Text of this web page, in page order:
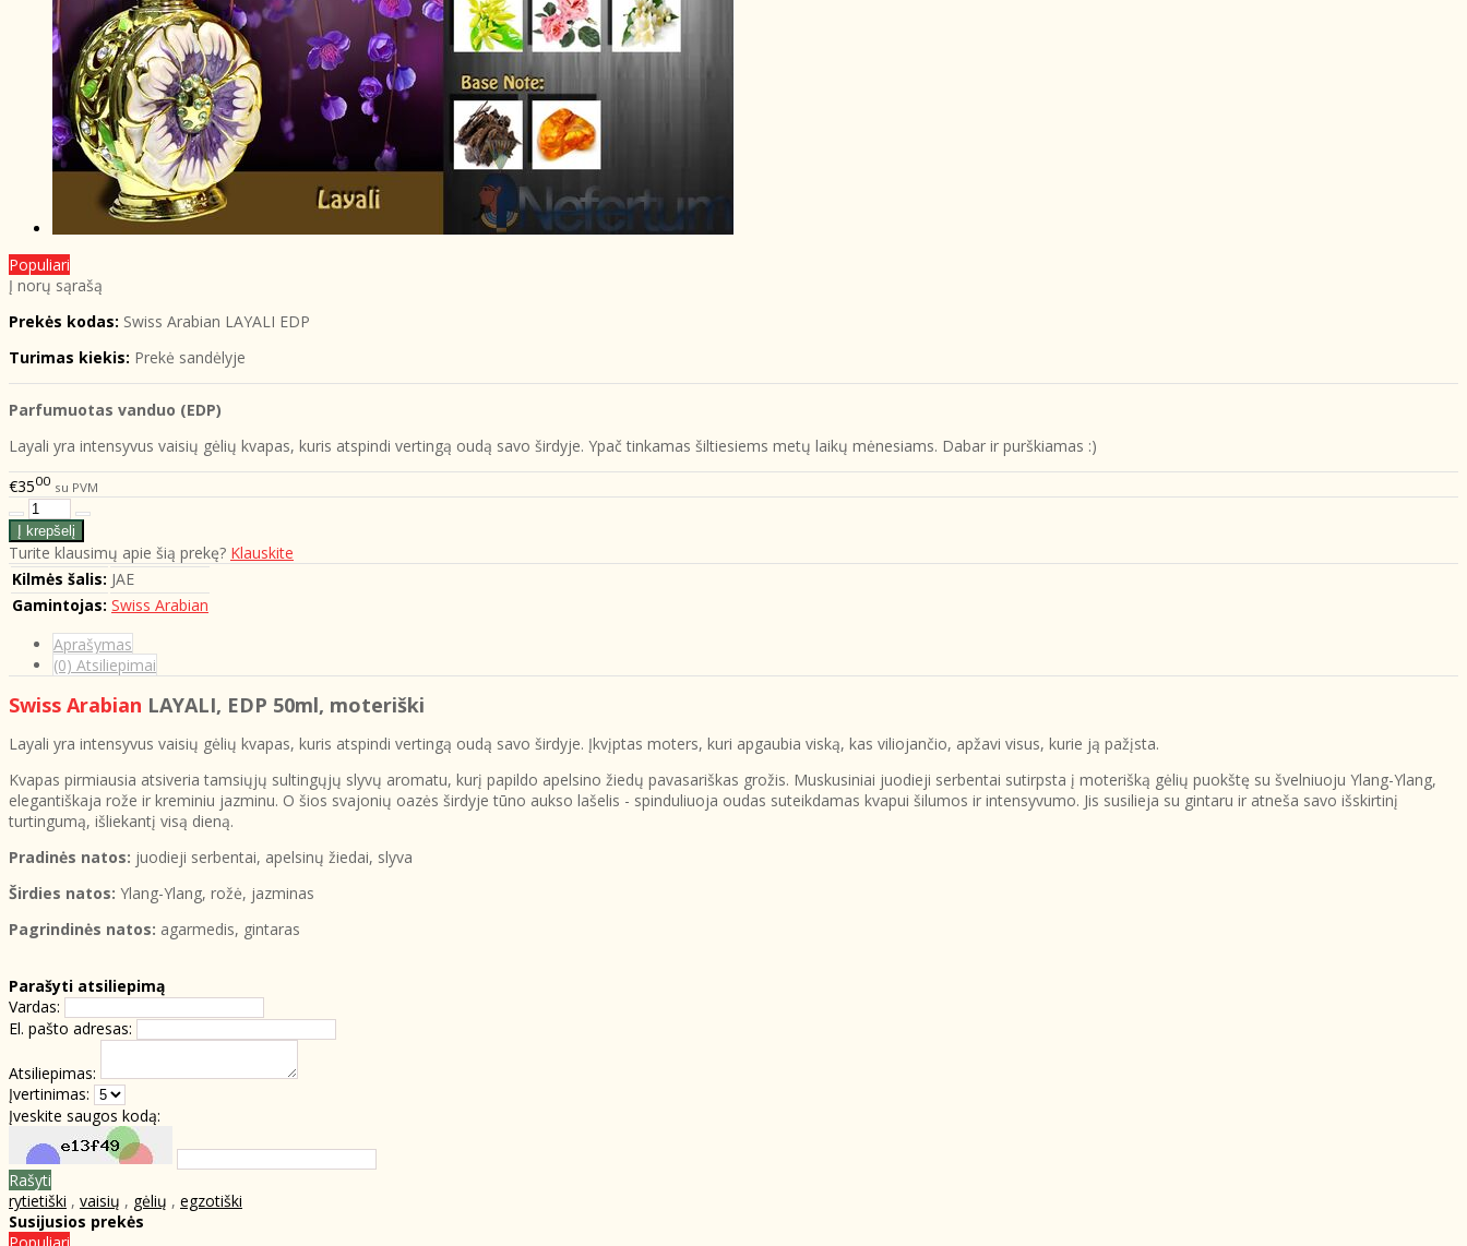
Populiari
Į norų sąrašą
Prekės kodas: Swiss Arabian LAYALI EDP
Turimas kiekis: Prekė sandėlyje
Parfumuotas vanduo (EDP)
Layali yra intensyvus vaisių gėlių kvapas, kuris atspindi vertingą oudą savo širdyje. Ypač tinkamas šiltiesiems metų laikų mėnesiams. Dabar ir purškiamas :)
€3500 su PVM
Turite klausimų apie šią prekę? Klauskite
Kilmės šalis: JAE
Gamintojas: Swiss Arabian
Aprašymas
(0) Atsiliepimai
Swiss Arabian LAYALI, EDP 50ml, moteriški
Layali yra intensyvus vaisių gėlių kvapas, kuris atspindi vertingą oudą savo širdyje. Įkvįptas moters, kuri apgaubia viską, kas viliojančio, apžavi visus, kurie ją pažįsta.
Kvapas pirmiausia atsiveria tamsiųjų sultingųjų slyvų aromatu, kurį papildo apelsino žiedų pavasariškas grožis. Muskusiniai juodieji serbentai sutirpsta į moterišką gėlių puokštę su švelniuoju Ylang-Ylang,
elegantiškaja rože ir kreminiu jazminu. O šios svajonių oazės širdyje tūno aukso lašelis - spinduliuoja oudas suteikdamas kvapui šilumos ir intensyvumo. Jis susilieja su gintaru ir atneša savo išskirtinį
turtingumą, išliekantį visą dieną.
Pradinės natos: juodieji serbentai, apelsinų žiedai, slyva
Širdies natos: Ylang-Ylang, rožė, jazminas
Pagrindinės natos: agarmedis, gintaras
Parašyti atsiliepimą
Vardas:
El. pašto adresas:
Atsiliepimas:
Įvertinimas:
Įveskite saugos kodą:
Rašyti
rytietiški , vaisių , gėlių , egzotiški
Susijusios prekės